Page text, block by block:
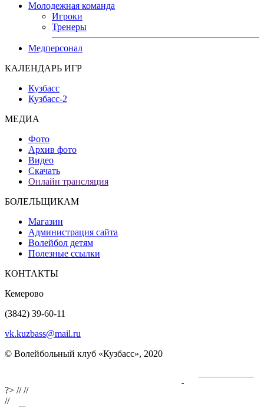
Молодежная команда
Игроки
Тренеры
Медперсонал
КАЛЕНДАРЬ ИГР
Кузбасс
Кузбасс-2
МЕДИА
Фото
Архив фото
Видео
Скачать
Онлайн трансляция
БОЛЕЛЬЩИКАМ
Магазин
Администрация сайта
Волейбол детям
Полезные ссылки
КОНТАКТЫ
Кемерово
(3842) 39-60-11
vk.kuzbass@mail.ru
© Волейбольный клуб «Кузбасс», 2020
?> ////
//